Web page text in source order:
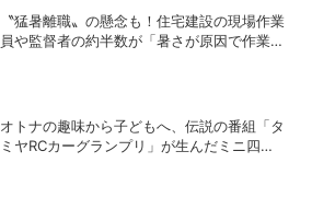
〝猛暑離職〟の懸念も！住宅建設の現場作業
員や監督者の約半数が「暑さが原因で作業や
オトナの趣味から子どもへ、伝説の番組「タ
ミヤRCカーグランプリ」が生んだミニ四駆